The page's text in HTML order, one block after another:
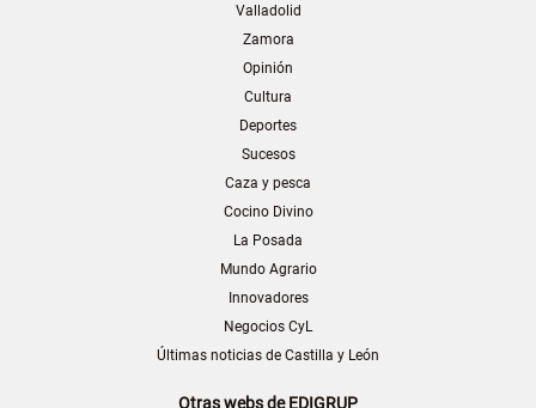
Valladolid
Zamora
Opinión
Cultura
Deportes
Sucesos
Caza y pesca
Cocino Divino
La Posada
Mundo Agrario
Innovadores
Negocios CyL
Últimas noticias de Castilla y León
Otras webs de EDIGRUP